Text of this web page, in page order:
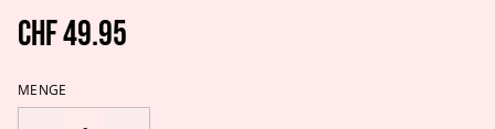
CHF 49.95
MENGE